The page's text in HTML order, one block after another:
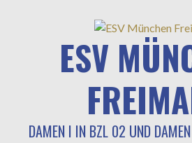
ESV
DAMEN I IN BZL 02 UND